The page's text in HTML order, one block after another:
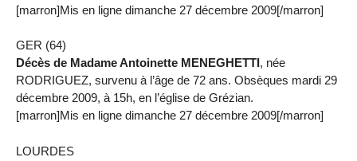
[marron]Mis en ligne dimanche 27 décembre 2009[/marron]
GER (64)
Décès de Madame Antoinette MENEGHETTI, née
RODRIGUEZ, survenu à l’âge de 72 ans. Obsèques mardi 29
décembre 2009, à 15h, en l’église de Grézian.
[marron]Mis en ligne dimanche 27 décembre 2009[/marron]
LOURDES